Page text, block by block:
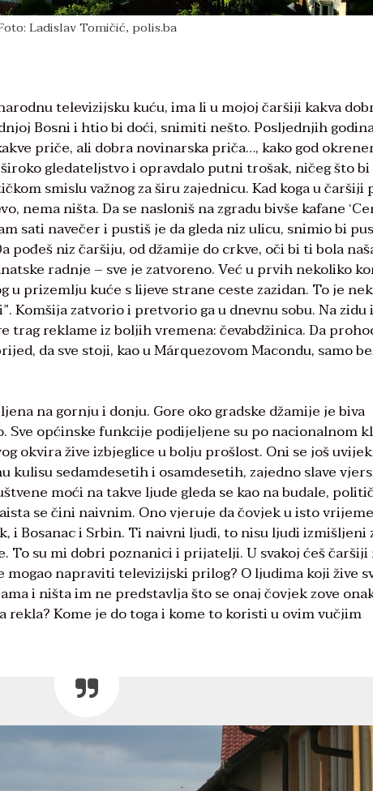
Ladislav Tomičić, polis.ba
televizijsku kuću, ima li u mojoj čaršiji kakva
Bosni i htio bi doći, snimiti nešto. Posljednjih
priče, ali dobra novinarska priča…, kako god
gledateljstvo i opravdalo putni trošak, ničeg što bi
smislu važnog za širu zajednicu. Kad koga u čaršiji
nema ništa. Da se nasloniš na zgradu bivše kafane
sati navečer i pustiš je da gleda niz ulicu, snimio bi
pođeš niz čaršiju, od džamije do crkve, oči bi ti bola
radnje – sve je zatvoreno. Već u prvih nekoliko
prizemlju kuće s lijeve strane ceste zazidan. To je
Komšija zatvorio i pretvorio ga u dnevnu sobu. Na zidu
trag reklame iz boljih vremena: čevabdžinica. Da
da sve stoji, kao u Márquezovom Macondu, samo
na gornju i donju. Gore oko gradske džamije je biva
Sve općinske funkcije podijeljene su po nacionalnom
okvira žive izbjeglice u bolju prošlost. Oni se još
kulisu sedamdesetih i osamdesetih, zajedno slave
moći na takve ljude gleda se kao na budale,
se čini naivnim. Ono vjeruje da čovjek u isto
i Bosanac i Srbin. Ti naivni ljudi, to nisu ljudi izmišljeni
To su mi dobri poznanici i prijatelji. U svakoj ćeš čaršiji
mogao napraviti televizijski prilog? O ljudima koji žive
i ništa im ne predstavlja što se onaj čovjek zove
rekla? Kome je do toga i kome to koristi u ovim vučjim